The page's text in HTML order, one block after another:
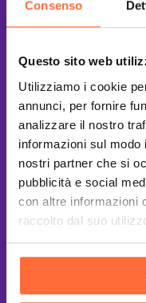
Consenso
Questo sito web
Utilizziamo i cookie
annunci, per fornire
analizzare il nostro
informazioni sul
nostri partner che si
pubblicità e social
con altre informazioni
raccolto dal suo
and the GooglePrivacy Policy